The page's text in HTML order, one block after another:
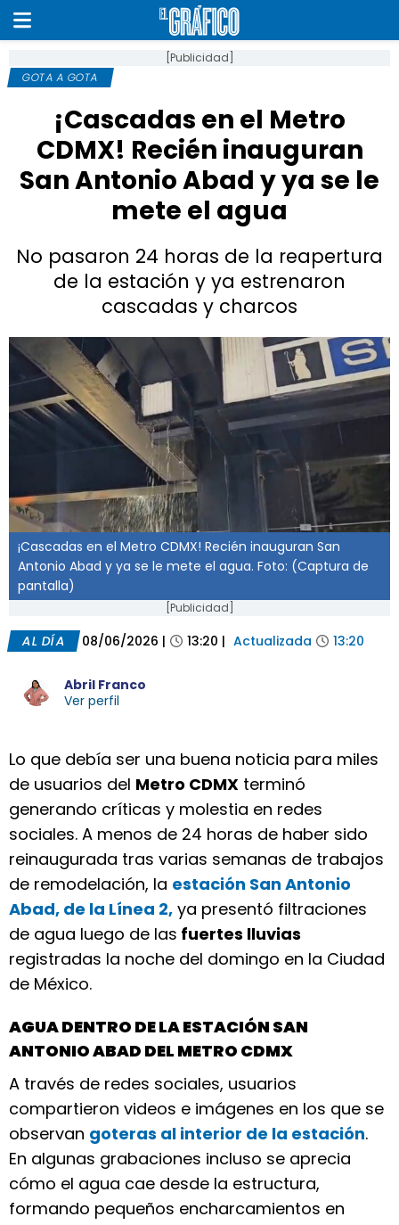
[Publicidad]
GOTA A GOTA
¡Cascadas en el Metro
CDMX! Recién inauguran
San Antonio Abad y ya se le
mete el agua
No pasaron 24 horas de la reapertura
de la estación y ya estrenaron
cascadas y charcos
¡Cascadas en el Metro CDMX! Recién inauguran San
Antonio Abad y ya se le mete el agua. Foto: (Captura de
pantalla)
[Publicidad]
AL DÍA 08/06/2026 | 13:20 | Actualizada 13:20
Abril Franco
Ver perfil
Lo que debía ser una buena noticia para miles
de usuarios del Metro CDMX terminó
generando críticas y molestia en redes
sociales. A menos de 24 horas de haber sido
reinaugurada tras varias semanas de trabajos
de remodelación, la estación San Antonio
Abad, de la Línea 2, ya presentó filtraciones
de agua luego de las fuertes lluvias
registradas la noche del domingo en la Ciudad
de México.
AGUA DENTRO DE LA ESTACIÓN SAN
ANTONIO ABAD DEL METRO CDMX
A través de redes sociales, usuarios
compartieron videos e imágenes en los que se
observan goteras al interior de la estación.
En algunas grabaciones incluso se aprecia
cómo el agua cae desde la estructura,
formando pequeños encharcamientos en